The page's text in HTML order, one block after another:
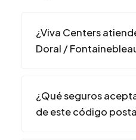
¿Viva Centers
Doral /
¿Qué seguros
de este código